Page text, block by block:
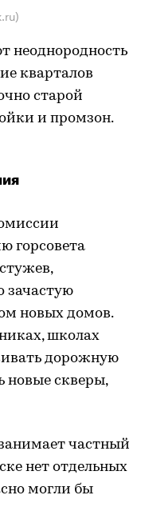
неоднородность
кварталов
старой
и промзон.
горсовета
зачастую
новых домов.
школах
дорожную
новые скверы,
частный
нет отдельных
могли бы